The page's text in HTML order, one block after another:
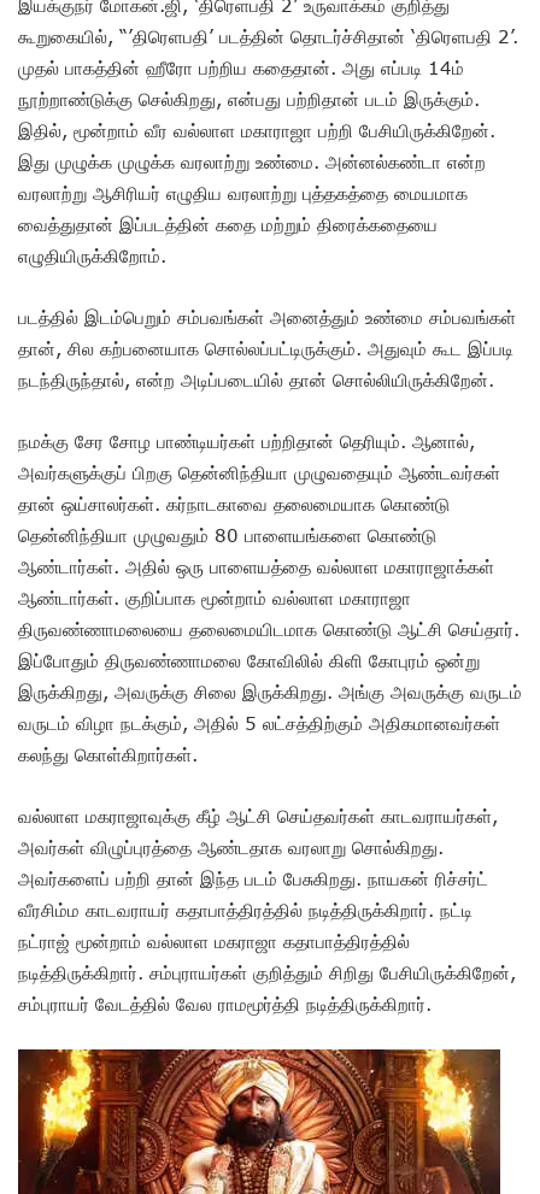
இயக்குநர் மோகன்.ஜி, ‘திரெளபதி 2’ உருவாக்கம் குறித்து
கூறுகையில், “’திரெளபதி’ படத்தின் தொடர்ச்சிதான் ‘திரெளபதி 2’.
முதல் பாகத்தின் ஹீரோ பற்றிய கதைதான். அது எப்படி 14ம்
நூற்றாண்டுக்கு செல்கிறது, என்பது பற்றிதான் படம் இருக்கும்.
இதில், மூன்றாம் வீர வல்லாள மகாராஜா பற்றி பேசியிருக்கிறேன்.
இது முழுக்க முழுக்க வரலாற்று உண்மை. அன்னல்கண்டா என்ற
வரலாற்று ஆசிரியர் எழுதிய வரலாற்று புத்தகத்தை மையமாக
வைத்துதான் இப்படத்தின் கதை மற்றும் திரைக்கதையை
எழுதியிருக்கிறோம்.
படத்தில் இடம்பெறும் சம்பவங்கள் அனைத்தும் உண்மை சம்பவங்கள்
தான், சில கற்பனையாக சொல்லப்பட்டிருக்கும். அதுவும் கூட இப்படி
நடந்திருந்தால், என்ற அடிப்படையில் தான் சொல்லியிருக்கிறேன்.
நமக்கு சேர சோழ பாண்டியர்கள் பற்றிதான் தெரியும். ஆனால்,
அவர்களுக்குப் பிறகு தென்னிந்தியா முழுவதையும் ஆண்டவர்கள்
தான் ஒய்சாலர்கள். கர்நாடகாவை தலைமையாக கொண்டு
தென்னிந்தியா முழுவதும் 80 பாளையங்களை கொண்டு
ஆண்டார்கள். அதில் ஒரு பாளையத்தை வல்லாள மகாராஜாக்கள்
ஆண்டார்கள். குறிப்பாக மூன்றாம் வல்லாள மகாராஜா
திருவண்ணாமலையை தலைமையிடமாக கொண்டு ஆட்சி செய்தார்.
இப்போதும் திருவண்ணாமலை கோவிலில் கிளி கோபுரம் ஒன்று
இருக்கிறது, அவருக்கு சிலை இருக்கிறது. அங்கு அவருக்கு வருடம்
வருடம் விழா நடக்கும், அதில் 5 லட்சத்திற்கும் அதிகமானவர்கள்
கலந்து கொள்கிறார்கள்.
வல்லாள மகராஜாவுக்கு கீழ் ஆட்சி செய்தவர்கள் காடவராயர்கள்,
அவர்கள் விழுப்புரத்தை ஆண்டதாக வரலாறு சொல்கிறது.
அவர்களைப் பற்றி தான் இந்த படம் பேசுகிறது. நாயகன் ரிச்சர்ட்
வீரசிம்ம காடவராயர் கதாபாத்திரத்தில் நடித்திருக்கிறார். நட்டி
நட்ராஜ் மூன்றாம் வல்லாள மகராஜா கதாபாத்திரத்தில்
நடித்திருக்கிறார். சம்புராயர்கள் குறித்தும் சிறிது பேசியிருக்கிறேன்,
சம்புராயர் வேடத்தில் வேல ராமமூர்த்தி நடித்திருக்கிறார்.